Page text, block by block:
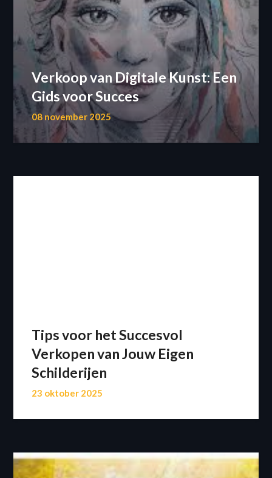
Verkoop van Digitale Kunst: Een
Gids voor Succes
08 november 2025
Tips voor het Succesvol
Verkopen van Jouw Eigen
Schilderijen
23 oktober 2025